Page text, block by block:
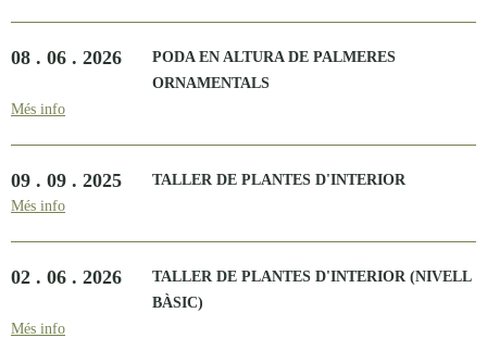
08 . 06 . 2026
PODA EN ALTURA DE PALMERES
ORNAMENTALS
Més info
09 . 09 . 2025
TALLER DE PLANTES D'INTERIOR
Més info
02 . 06 . 2026
TALLER DE PLANTES D'INTERIOR (NIVELL
BÀSIC)
Més info